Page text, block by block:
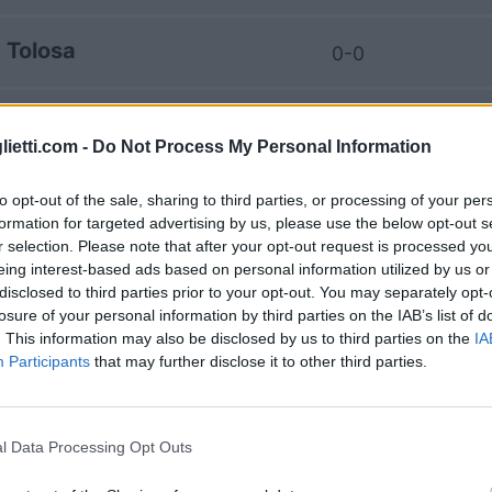
- Do Not Process My Personal Information
opt-out of the sale, sharing to third parties, or processing of your
for targeted advertising by us, please use the below opt-out
selection. Please note that after your opt-out request is processed
interest-based ads based on personal information utilized by us
to third parties prior to your opt-out. You may separately
of your personal information by third parties on the IAB’s list of
This information may also be disclosed by us to third parties on the
Participants that may further disclose it to other third parties.
Data Processing Opt Outs
Tolosa 0-0
1-2
Tolosa 2-2
Tolosa 0-1
Tolosa